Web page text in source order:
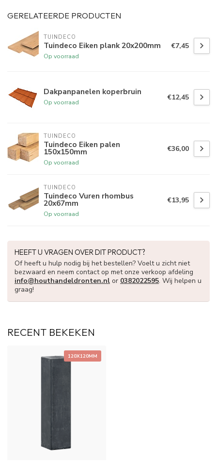
GERELATEERDE PRODUCTEN
TUINDECO
Tuindeco Eiken plank 20x200mm
Op voorraad
€7,45
Dakpanpanelen koperbruin
Op voorraad
€12,45
TUINDECO
Tuindeco Eiken palen
150x150mm
Op voorraad
€36,00
TUINDECO
Tuindeco Vuren rhombus
20x67mm
Op voorraad
€13,95
HEEFT U VRAGEN OVER DIT PRODUCT?
Of heeft u hulp nodig bij het bestellen? Voelt u zicht niet
bezwaard en neem contact op met onze verkoop afdeling
info@houthandeldronten.nl or 0382022595. Wij helpen u
graag!
RECENT BEKEKEN
120X120MM